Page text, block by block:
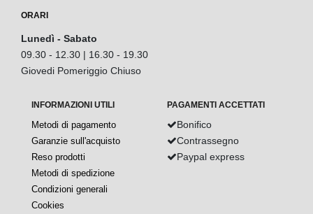
ORARI
Lunedì - Sabato
09.30 - 12.30 | 16.30 - 19.30
Giovedi Pomeriggio Chiuso
INFORMAZIONI UTILI
Metodi di pagamento
Garanzie sull'acquisto
Reso prodotti
Metodi di spedizione
Condizioni generali
Cookies
PAGAMENTI ACCETTATI
Bonifico
Contrassegno
Paypal express